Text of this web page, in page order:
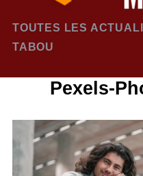
TOUTES LES
TABOU
Pexels-